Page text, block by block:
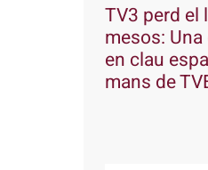
TV3 perd el
mesos:
en clau
mans de